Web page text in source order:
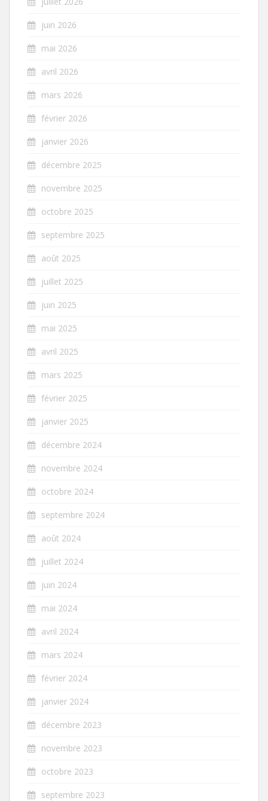
juin 2026
mai 2026
avril 2026
mars 2026
février 2026
janvier 2026
décembre 2025
novembre 2025
octobre 2025
septembre 2025
août 2025
juillet 2025
juin 2025
mai 2025
avril 2025
mars 2025
février 2025
janvier 2025
décembre 2024
novembre 2024
octobre 2024
septembre 2024
août 2024
juillet 2024
juin 2024
mai 2024
avril 2024
mars 2024
février 2024
janvier 2024
décembre 2023
novembre 2023
octobre 2023
septembre 2023